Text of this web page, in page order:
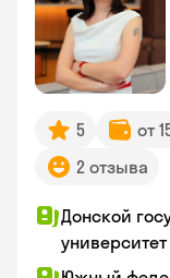
5 от
2 отзыва
Донской
университет